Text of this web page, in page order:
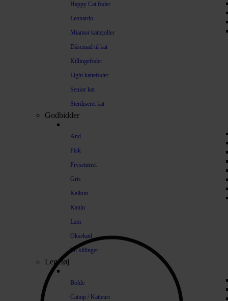
Happy Cat foder
Leonardo
Miamor kattepiller
Dåsemad til kat
Killingefoder
Light kattefoder
Senior kat
Steriliseret kat
Godbidder
And
Fisk
Frysetørret
Gris
Kalkun
Kanin
Lam
Oksekød
Til killinger
Legetøj
Bolde
Catnip / Katteurt